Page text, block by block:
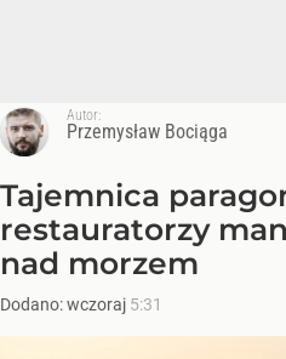
Autor:
Przemysław Bociąga
Tajemnica
restauratorzy
nad morzem
Dodano:wczoraj 5:31